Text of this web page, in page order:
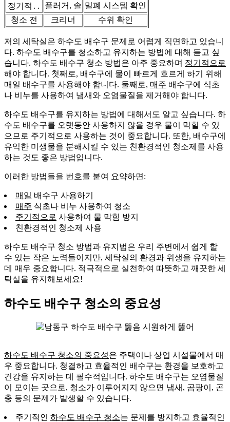
정기적․․
플러거, 솔 밀폐 시스템 확인
청소 전
크리너 수위 확인
저의 세탁실은 하수도 배수구 문제로 어렵게 직면하고 있습니
다. 하수도 배수구를 청소하고 유지하는 방법에 대해 듣고 싶
습니다. 하수도 배수구 청소 방법은 아주 중요하며 정기적으로
해야 합니다. 첫째로, 배수구에 물이 빠르게 흐르게 하기 위해
매일 배수구를 사용해야 합니다. 둘째로, 매주 배수구에 식초
나 비누를 사용하여 냄새와 오염물질을 제거해야 합니다.
하수도 배수구를 유지하는 방법에 대해서도 알고 싶습니다. 하
수도 배수구를 오랫동안 사용하지 않을 경우 물이 막힐 수 있
으므로 주기적으로 사용하는 것이 중요합니다. 또한, 배수구에
유익한 미생물을 분해시킬 수 있는 친환경적인 청소제를 사용
하는 것도 좋은 방법입니다.
이러한 방법들을 번호를 붙여 요약하면:
매일 배수구 사용하기
매주 식초나 비누 사용하여 청소
주기적으로 사용하여 물 막힘 방지
친환경적인 청소제 사용
하수도 배수구 청소 방법과 유지법은 우리 주변에서 쉽게 할
수 있는 작은 노력들이지만, 세탁실의 환경과 위생을 유지하는
데 매우 중요합니다. 적극적으로 실천하여 따뜻하고 깨끗한 세
탁실을 유지해보세요!
하수도 배수구 청소의 중요성
하수도 배수구 청소의 중요성은 주택이나 상업 시설물에서 매
우 중요합니다. 청결하고 효율적인 배수구는 환경을 보호하고
건강을 유지하는 데 필수적입니다. 하수도 배수구는 오염물질
이 모이는 곳으로, 청소가 이루어지지 않으면 냄새, 곰팡이, 곤
충 등의 문제가 발생할 수 있습니다.
주기적인 하수도 배수구 청소는 문제를 방지하고 효율적인